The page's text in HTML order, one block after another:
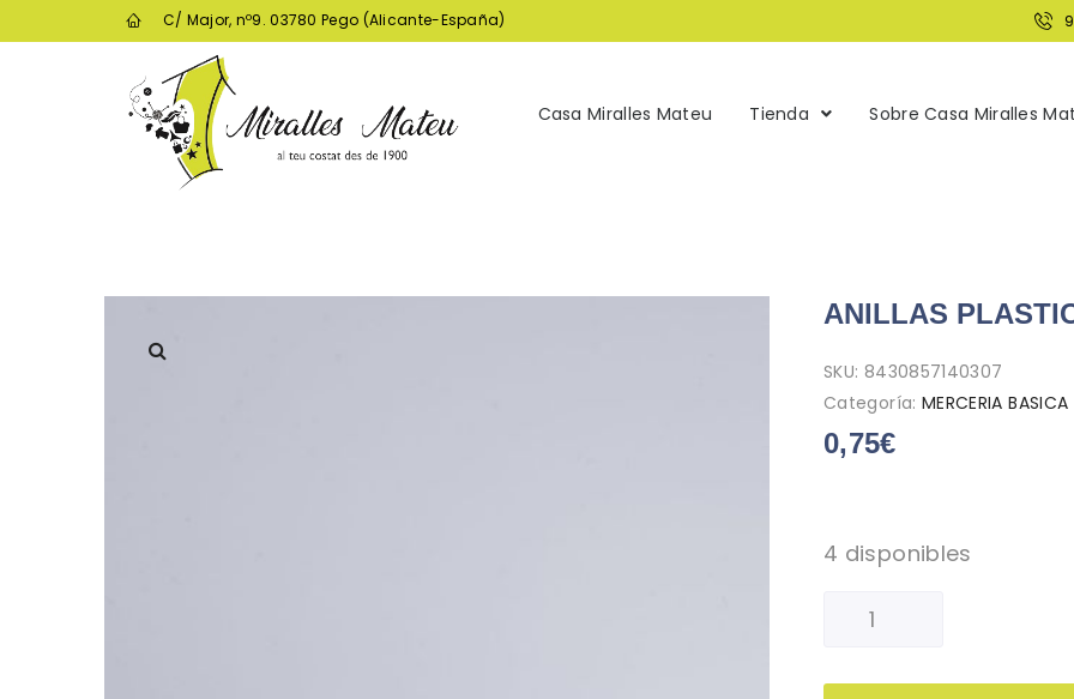
C/ Major, nº9. 03780 Pego (Alicante-España)
Casa Miralles Mateu Tienda Sobre Casa Miralles
ANILLAS
SKU: 8430857140307
Categoría: MERCERIA BASICA
0,75€
4 disponibles